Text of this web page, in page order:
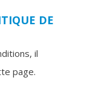
DE
il
page.